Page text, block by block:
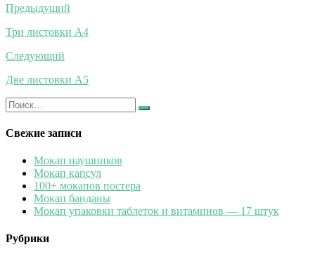
Навигация
по
записям
Предыдущий
Три листовки А4
Следующий
Две листовки А5
Искать:
Найти
Свежие записи
Мокап наушников
Мокап капсул
100+ мокапов постера
Мокап банданы
Мокап упаковки таблеток и витаминов — 17 штук
Рубрики